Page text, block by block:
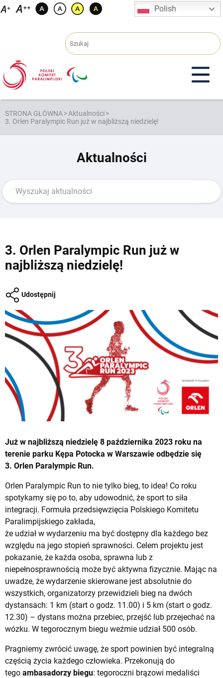
Przejdź
Polish
STRONA GŁÓWNA>Aktualności>
3. Orlen Paralympic Run już w najbliższą niedzielę!
Aktualności
3. Orlen Paralympic Run już w
najbliższą niedzielę!
Udostępnij
Już w najbliższą niedzielę 8 października 2023 roku na
terenie parku Kępa Potocka w Warszawie odbędzie się
3. Orlen Paralympic Run.
Orlen Paralympic Run to nie tylko bieg, to idea! Co roku
spotykamy się po to, aby udowodnić, że sport to siła
integracji. Formuła przedsięwzięcia Polskiego Komitetu
Paralimpijskiego zakłada,
że udział w wydarzeniu ma być dostępny dla każdego bez
względu na jego stopień sprawności. Celem projektu jest
pokazanie, że każda osoba, sprawna lub z
niepełnosprawnością może być aktywna fizycznie. Mając na
uwadze, że wydarzenie skierowane jest absolutnie do
wszystkich, organizatorzy przewidzieli bieg na dwóch
dystansach: 1 km (start o godz. 11.00) i 5 km (start o godz.
12.30) – dystans można przebiec, przejść lub przejechać na
wózku. W tegorocznym biegu weźmie udział 500 osób.
Pragniemy zwrócić uwagę, że sport powinien być integralną
częścią życia każdego człowieka. Przekonują do
tego ambasadorzy biegu: tegoroczni brązowi medaliści